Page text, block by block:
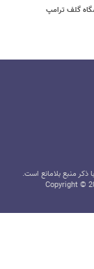
گلف ترامپ
منبع بلامانع است.
Copyright ©